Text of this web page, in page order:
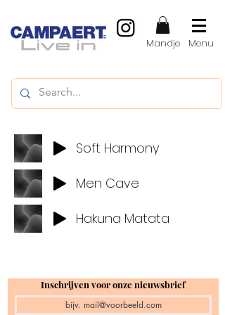
Mandje Menu
Soft Harmony
Men Cave
Hakuna Matata
Producten
Inschrijven voor onze nieuwsbrief